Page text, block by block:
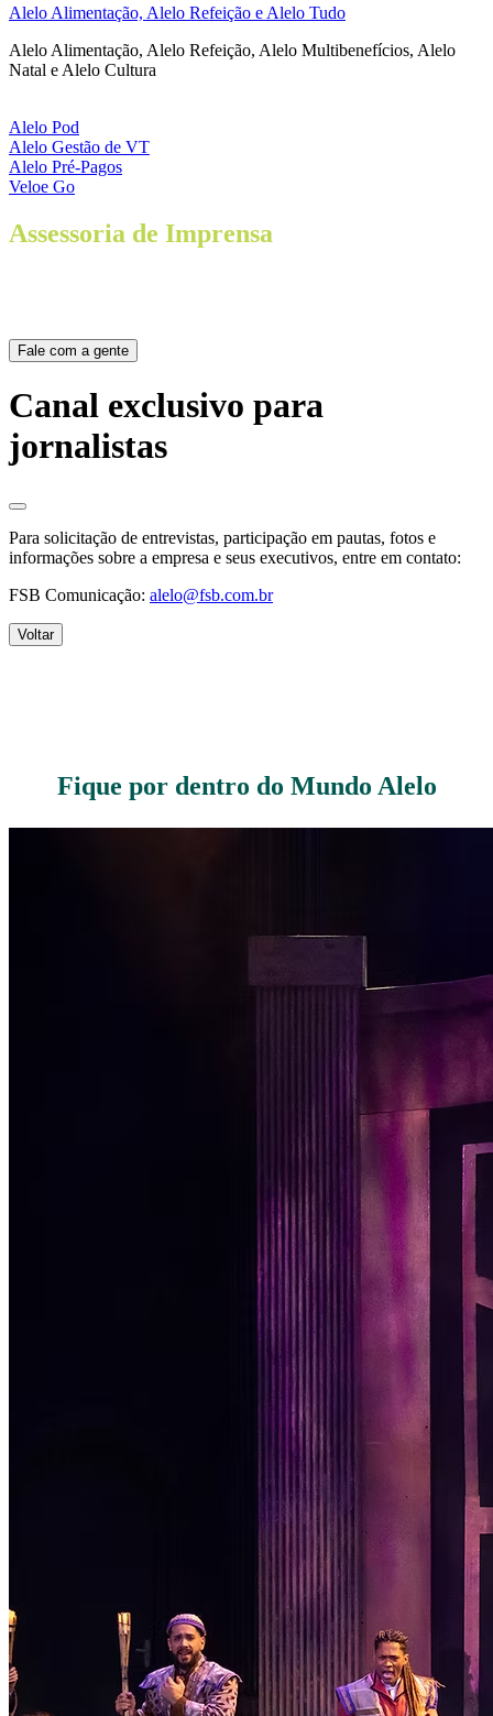
Alelo Alimentação, Alelo Refeição e Alelo Tudo
Alelo Alimentação, Alelo Refeição, Alelo Multibenefícios, Alelo
Natal e Alelo Cultura
Alelo Pod
Alelo Gestão de VT
Alelo Pré-Pagos
Veloe Go
Assessoria de Imprensa
Fale com a gente
Canal exclusivo para
jornalistas
Para solicitação de entrevistas, participação em pautas, fotos e
informações sobre a empresa e seus executivos, entre em contato:
FSB Comunicação: alelo@fsb.com.br
Voltar
Fique por dentro do Mundo Alelo
Código Corporativo de Conduta Ética
Educação Financeira
Governança Corporativa
Política de Prevenção à Lavagem de Dinheiro
Política de Privacidade
Política de Segurança da Informação
Relatório de Transparência Salarial
Lei ECA Digital
Regulamento do Arranjo PAT